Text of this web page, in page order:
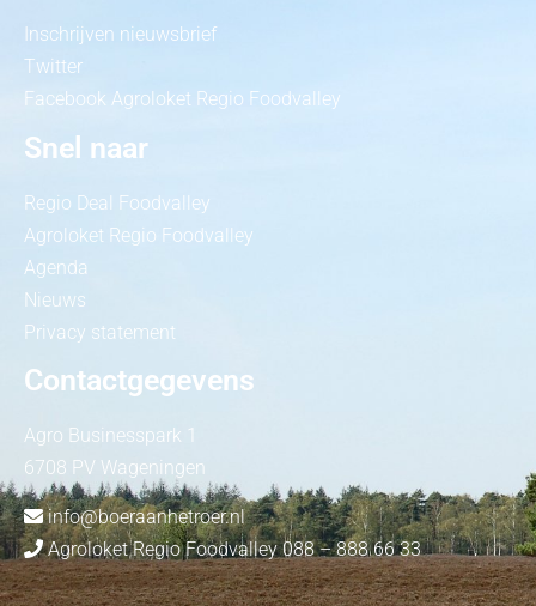
Inschrijven nieuwsbrief
Twitter
Facebook Agroloket Regio Foodvalley
Snel naar
Regio Deal Foodvalley
Agroloket Regio Foodvalley
Agenda
Nieuws
Privacy statement
Contactgegevens
Agro Businesspark 1
6708 PV Wageningen
info@boeraanhetroer.nl
Agroloket Regio Foodvalley 088 – 888 66 33